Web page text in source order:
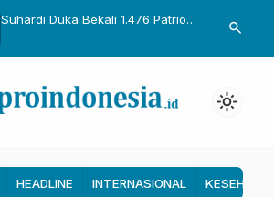
Suhardi Duka Bekali 1.476 Patriot
Dasar Kebijakan Transmigrasi
Gubernur
untuk
search
light_mode
HEADLINE INTERNASIONAL